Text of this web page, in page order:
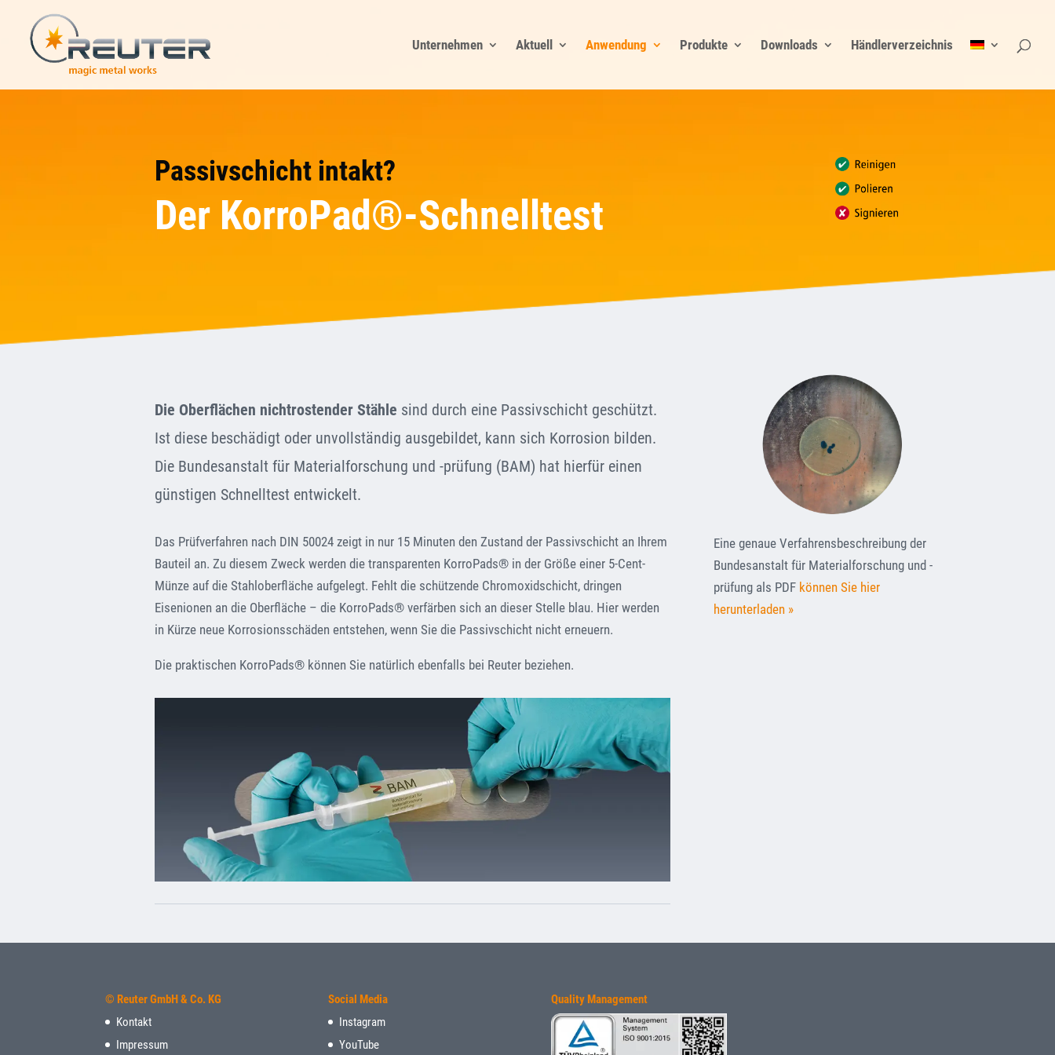
Unternehmen Aktuell Anwendung Produkte Downloads Händlerverzeichnis
Passivschicht intakt?
Der KorroPad®-Schnelltest
Die Oberflächen nichtrostender Stähle sind durch eine Passivschicht geschützt.
Ist diese beschädigt oder unvollständig ausgebildet, kann sich Korrosion bilden.
Die Bundesanstalt für Materialforschung und -prüfung (BAM) hat hierfür einen
günstigen Schnelltest entwickelt.
Das Prüfverfahren nach DIN 50024 zeigt in nur 15 Minuten den Zustand der Passivschicht an Ihrem
Bauteil an. Zu diesem Zweck werden die transparenten KorroPads® in der Größe einer 5-Cent-
Münze auf die Stahloberfläche aufgelegt. Fehlt die schützende Chromoxidschicht, dringen
Eisenionen an die Oberfläche – die KorroPads® verfärben sich an dieser Stelle blau. Hier werden
in Kürze neue Korrosionsschäden entstehen, wenn Sie die Passivschicht nicht erneuern.
Die praktischen KorroPads® können Sie natürlich ebenfalls bei Reuter beziehen.
Eine genaue Verfahrensbeschreibung der
Bundesanstalt für Materialforschung und -
prüfung als PDF können Sie hier
herunterladen »
© Reuter GmbH & Co. KG
Kontakt
Impressum
Social Media
Instagram
YouTube
Quality Management